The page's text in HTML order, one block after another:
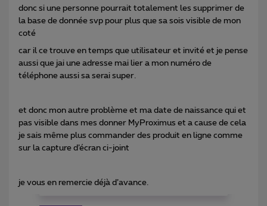
donc si une personne pourrait totalement les supprimer de
la base de donnée svp pour plus que sa sois visible de mon
coté
car il ce trouve en temps que utilisateur et invité et je pense
aussi que jai une adresse mai lier a mon numéro de
téléphone aussi sa serai super.
et donc mon autre problème et ma date de naissance qui et
pas visible dans mes donner MyProximus et a cause de cela
je sais même plus commander des produit en ligne comme
sur la capture d’écran ci-joint
je vous en remercie déjà d’avance.